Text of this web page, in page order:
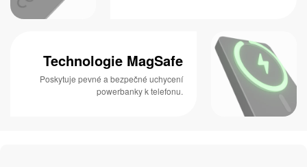
Technologie MagSafe
Poskytuje pevné a bezpečné uchycení
powerbanky k telefonu.